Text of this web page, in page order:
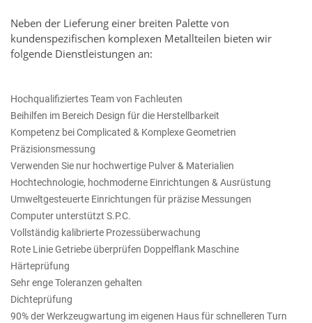
Neben der Lieferung einer breiten Palette von
kundenspezifischen komplexen Metallteilen bieten wir
folgende Dienstleistungen an:
Hochqualifiziertes Team von Fachleuten
Beihilfen im Bereich Design für die Herstellbarkeit
Kompetenz bei Complicated & Komplexe Geometrien
Präzisionsmessung
Verwenden Sie nur hochwertige Pulver & Materialien
Hochtechnologie, hochmoderne Einrichtungen & Ausrüstung
Umweltgesteuerte Einrichtungen für präzise Messungen
Computer unterstützt S.P.C.
Vollständig kalibrierte Prozessüberwachung
Rote Linie Getriebe überprüfen Doppelflank Maschine
Härteprüfung
Sehr enge Toleranzen gehalten
Dichteprüfung
90% der Werkzeugwartung im eigenen Haus für schnelleren Turn